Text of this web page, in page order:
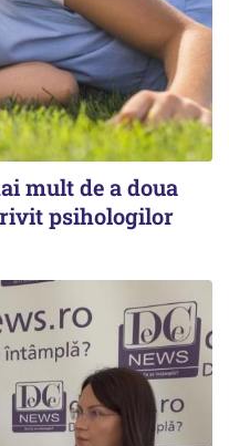
mult de a doua
psihologilor